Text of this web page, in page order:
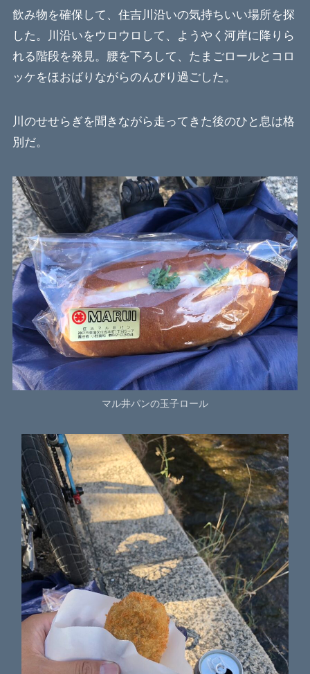
飲み物を確保して、住吉川沿いの気持ちいい場所を探
した。川沿いをウロウロして、ようやく河岸に降りら
れる階段を発見。腰を下ろして、たまごロールとコロ
ッケをほおばりながらのんびり過ごした。
川のせせらぎを聞きながら走ってきた後のひと息は格
別だ。
マル井パンの玉子ロール